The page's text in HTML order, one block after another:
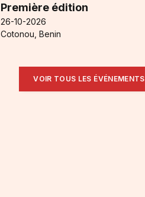
Première édition
26-10-2026
Cotonou, Benin
VOIR TOUS LES ÉVÉNEMENTS